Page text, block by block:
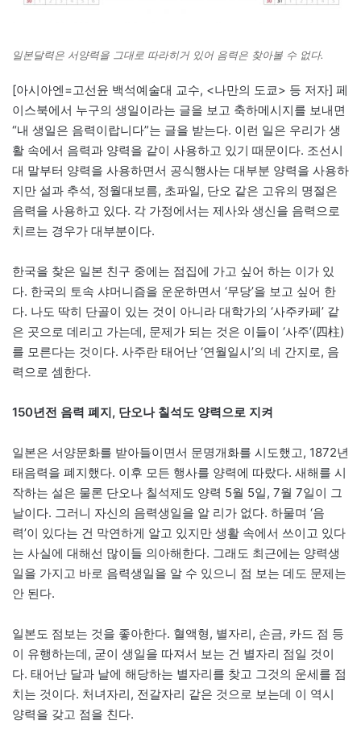
일본달력은 서양력을 그대로 따라히거 있어 음력은 찾아볼 수 없다.
[아시아엔=고선윤 백석예술대 교수, <나만의 도쿄> 등 저자] 페
이스북에서 누구의 생일이라는 글을 보고 축하메시지를 보내면
“내 생일은 음력이랍니다”는 글을 받는다. 이런 일은 우리가 생
활 속에서 음력과 양력을 같이 사용하고 있기 때문이다. 조선시
대 말부터 양력을 사용하면서 공식행사는 대부분 양력을 사용하
지만 설과 추석, 정월대보름, 초파일, 단오 같은 고유의 명절은
음력을 사용하고 있다. 각 가정에서는 제사와 생신을 음력으로
치르는 경우가 대부분이다.
한국을 찾은 일본 친구 중에는 점집에 가고 싶어 하는 이가 있
다. 한국의 토속 샤머니즘을 운운하면서 ‘무당’을 보고 싶어 한
다. 나도 딱히 단골이 있는 것이 아니라 대학가의 ‘사주카페’ 같
은 곳으로 데리고 가는데, 문제가 되는 것은 이들이 ‘사주’(四柱)
를 모른다는 것이다. 사주란 태어난 ‘연월일시’의 네 간지로, 음
력으로 셈한다.
150년전 음력 폐지, 단오나 칠석도 양력으로 지켜
일본은 서양문화를 받아들이면서 문명개화를 시도했고, 1872년
태음력을 폐지했다. 이후 모든 행사를 양력에 따랐다. 새해를 시
작하는 설은 물론 단오나 칠석제도 양력 5월 5일, 7월 7일이 그
날이다. 그러니 자신의 음력생일을 알 리가 없다. 하물며 ‘음
력’이 있다는 건 막연하게 알고 있지만 생활 속에서 쓰이고 있다
는 사실에 대해선 많이들 의아해한다. 그래도 최근에는 양력생
일을 가지고 바로 음력생일을 알 수 있으니 점 보는 데도 문제는
안 된다.
일본도 점보는 것을 좋아한다. 혈액형, 별자리, 손금, 카드 점 등
이 유행하는데, 굳이 생일을 따져서 보는 건 별자리 점일 것이
다. 태어난 달과 날에 해당하는 별자리를 찾고 그것의 운세를 점
치는 것이다. 처녀자리, 전갈자리 같은 것으로 보는데 이 역시
양력을 갖고 점을 친다.